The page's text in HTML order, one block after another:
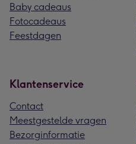
Baby cadeaus
Fotocadeaus
Feestdagen
Klantenservice
Contact
Meestgestelde vragen
Bezorginformatie